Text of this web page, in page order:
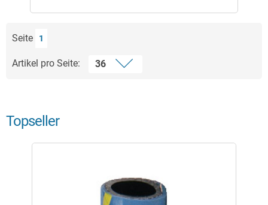
Seite 1
Artikel pro Seite:
Topseller